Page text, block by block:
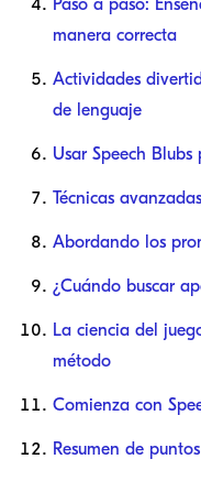
Paso a paso:
manera correcta
Actividades
de lenguaje
Usar Speech
Técnicas
Abordando los
¿Cuándo buscar
La ciencia del
método
Comienza con
Resumen de